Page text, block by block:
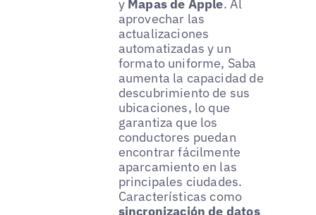
y Mapas de Apple. Al
aprovechar las
actualizaciones
automatizadas y un
formato uniforme, Saba
aumenta la capacidad de
descubrimiento de sus
ubicaciones, lo que
garantiza que los
conductores puedan
encontrar fácilmente
aparcamiento en las
principales ciudades.
Características como
sincronización de datos